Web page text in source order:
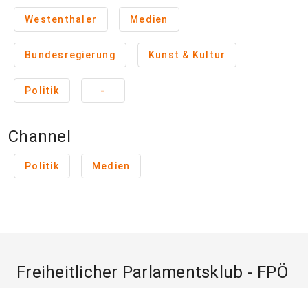
Westenthaler Medien
Bundesregierung Kunst & Kultur
Politik -
Channel
Politik Medien
Freiheitlicher Parlamentsklub - FPÖ